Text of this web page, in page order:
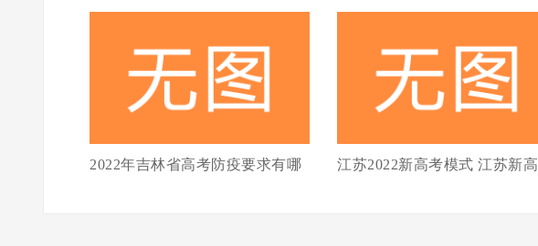
2022年吉林省高考防疫要求有哪 江苏2022新高考模式 江苏新高